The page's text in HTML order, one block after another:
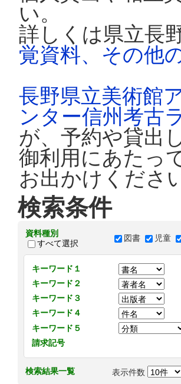
い。
詳しくは県立長
覚資料、その他
長野県立美術館
ンター信州考古
が、予約や貸出
御利用にあたっ
お出かけくださ
検索条件
資料種別
すべて選択
図書 児童
キーワード１
キーワード２
キーワード３
キーワード４
キーワード５
請求記号
検索結果一覧 表示件数